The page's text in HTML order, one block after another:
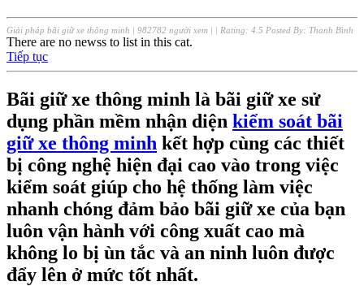
Giải pháp bãi giữ xe thông minh | 982782 người xem | | Rating: 4.5 Posted By: Thanh Bình
There are no newss to list in this cat.
Tiếp tục
Bãi giữ xe thông minh là bãi giữ xe sử
dụng phần mềm nhận diện kiểm soát bãi
giữ xe thông minh kết hợp cùng các thiết
bị công nghệ hiện đại cao vào trong việc
kiểm soát giúp cho hệ thống làm việc
nhanh chóng đảm bảo bãi giữ xe của bạn
luôn vận hành với công xuất cao mà
không lo bị ùn tắc và an ninh luôn được
đẩy lên ở mức tốt nhất.